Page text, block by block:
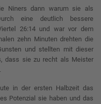
Niners dann warum sie als
eine deutlich bessere
26:14 und war vor dem
zehn Minuten drehten die
und stellten mit dieser
dass sie zu recht als Meister
in der ersten Halbzeit das
Potenzial sie haben und das